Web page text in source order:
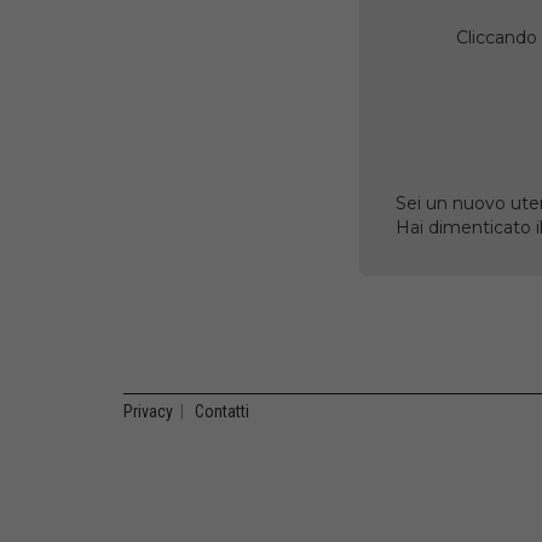
Sei un nuovo
Hai dimenticato
Privacy Contatti